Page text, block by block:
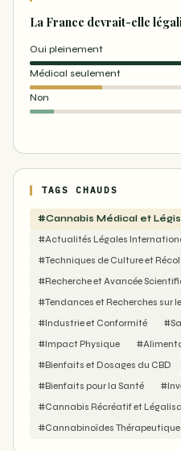
La France devrait-elle
Oui pleinement
Médical seulement
Non
TAGS CHAUDS
#Cannabis Médical et
#Actualités Légales
#Techniques de Culture et
#Recherche et Avancée
#Tendances et Recherches sur
#Industrie et Conformité
#Impact Physique
#Bienfaits et Dosages du CBD
#Bienfaits pour la Santé
#Cannabis Récréatif et
#Cannabinoïdes